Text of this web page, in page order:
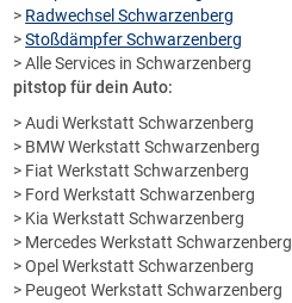
> Radwechsel Schwarzenberg
>Stoßdämpfer Schwarzenberg
> Alle Services in Schwarzenberg
pitstop für dein Auto:
> Audi Werkstatt Schwarzenberg
> BMW Werkstatt Schwarzenberg
> Fiat Werkstatt Schwarzenberg
> Ford Werkstatt Schwarzenberg
> Kia Werkstatt Schwarzenberg
> Mercedes Werkstatt Schwarzenberg
> Opel Werkstatt Schwarzenberg
> Peugeot Werkstatt Schwarzenberg